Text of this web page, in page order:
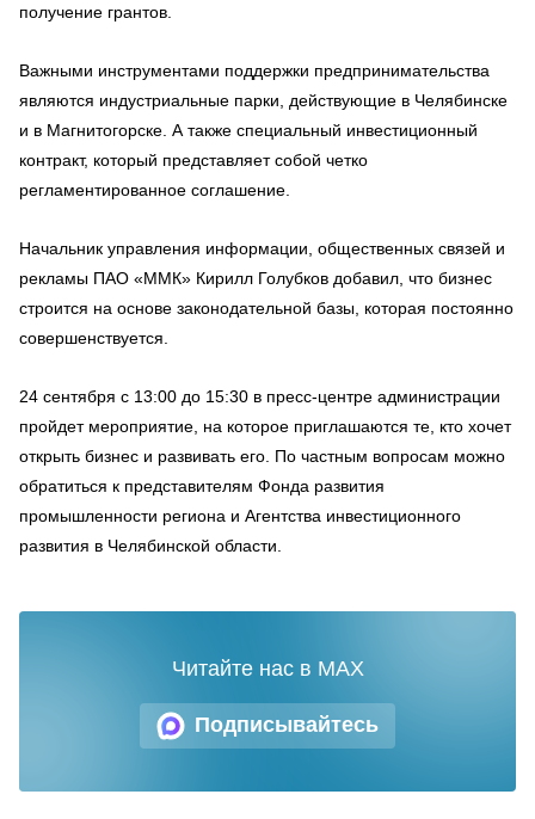
получение грантов.
Важными инструментами поддержки предпринимательства
являются индустриальные парки, действующие в Челябинске
и в Магнитогорске. А также специальный инвестиционный
контракт, который представляет собой четко
регламентированное соглашение.
Начальник управления информации, общественных связей и
рекламы ПАО «ММК» Кирилл Голубков добавил, что бизнес
строится на основе законодательной базы, которая постоянно
совершенствуется.
24 сентября с 13:00 до 15:30 в пресс-центре администрации
пройдет мероприятие, на которое приглашаются те, кто хочет
открыть бизнес и развивать его. По частным вопросам можно
обратиться к представителям Фонда развития
промышленности региона и Агентства инвестиционного
развития в Челябинской области.
Подписывайтесь
Читайте нас в MAX